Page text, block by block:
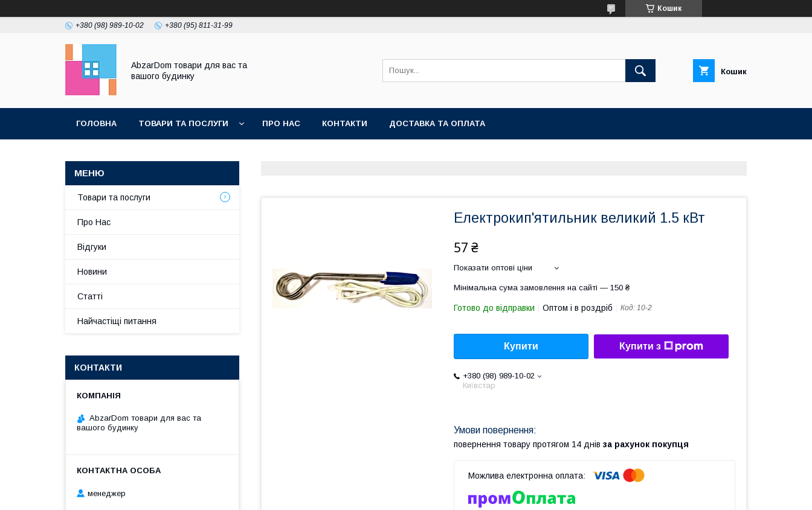
Кошик
+380 (98) 989-10-02 +380 (95) 811-31-99
AbzarDom товари для вас та
вашого будинку
Кошик
ГОЛОВНА ТОВАРИ ТА ПОСЛУГИ ПРО НАС КОНТАКТИ ДОСТАВКА ТА ОПЛАТА
Електрокип'ятильник великий 1.5 кВт
57 ₴
Показати оптові ціни
Мінімальна сума замовлення на сайті — 150 ₴
Готово до відправки Оптом і в роздріб Код: 10-2
Купити Купити з
+380 (98) 989-10-02
Київстар
повернення товару протягом 14 днів за рахунок покупця
Товари та послуги
Про Нас
Відгуки
Новини
Статті
Найчастіщі питання
КОНТАКТИ
AbzarDom товари для вас та
вашого будинку
менеджер